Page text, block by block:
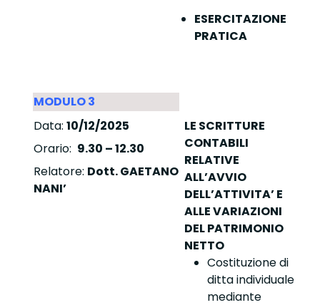
ESERCITAZIONE
PRATICA
MODULO 3
Data: 10/12/2025
Orario: 9.30 – 12.30
Relatore: Dott. GAETANO
NANI’
LE SCRITTURE
CONTABILI
RELATIVE
ALL’AVVIO
DELL’ATTIVITA’ E
ALLE VARIAZIONI
DEL PATRIMONIO
NETTO
Costituzione di
ditta individuale
mediante